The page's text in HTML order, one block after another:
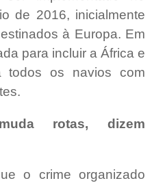
de 2016, inicialmente
à Europa. Em
para incluir a África e
todos os navios com
rotas, dizem
o crime organizado